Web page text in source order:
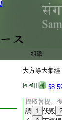
組織
大方等大集經
58
二法。一者
有二法。一
菩提。復有
者修向無上
衆生及以菩
縁菩提而得
二者爲
不可説法而
乘。復有三
善友心不生
攝取菩提。
調
1 伏毀 2